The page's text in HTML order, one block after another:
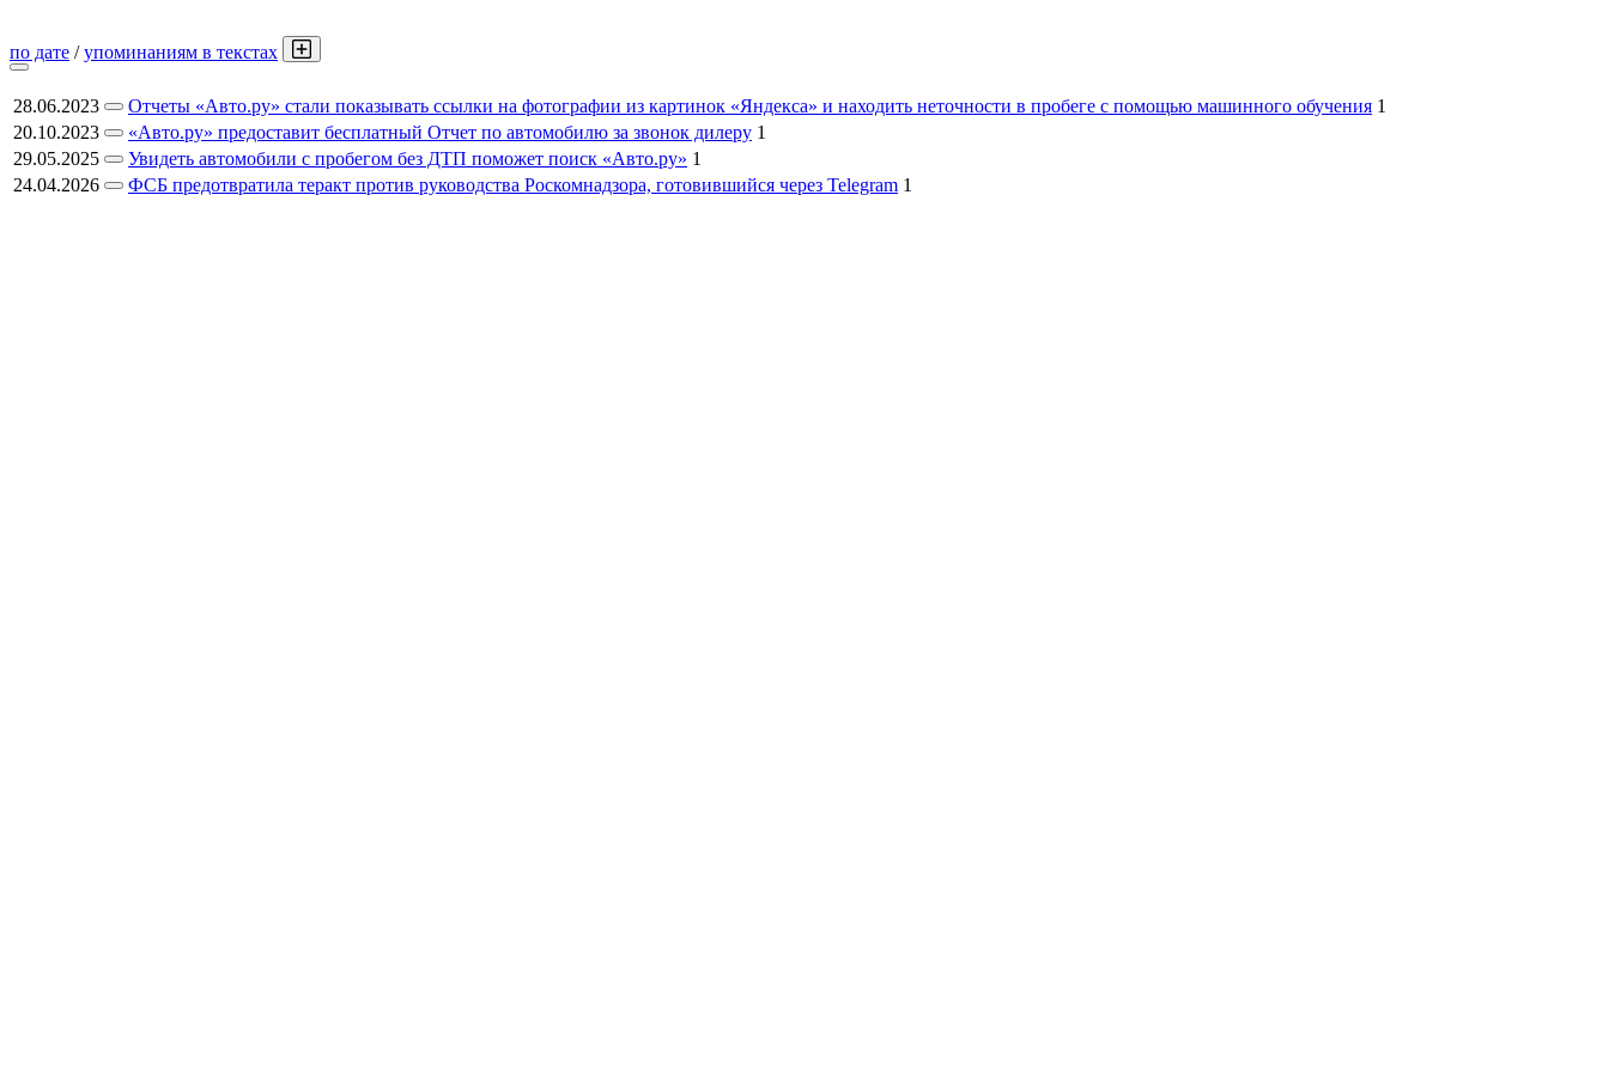
по дате /упоминаниям в текстах
28.06.2023 Отчеты «Авто.ру» стали показывать ссылки на фотографии из картинок «Яндекса» и находить неточности в пробеге с помощью машинного обучения 1
20.10.2023
«Авто.ру» предоставит бесплатный Отчет по автомобилю за звонок дилеру 1
29.05.2025
Увидеть автомобили с пробегом без ДТП поможет поиск «Авто.ру» 1
24.04.2026
ФСБ предотвратила теракт против руководства Роскомнадзора, готовившийся через Telegram 1